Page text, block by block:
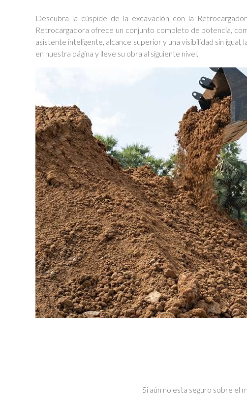
Descubra la cúspide de la excavación con la
Retrocargadora ofrece un conjunto completo de potencia,
asistente inteligente, alcance superior y una visibilidad sin igual,
en nuestra página y lleve su obra al siguiente nivel.
Si aún no esta seguro sobre el